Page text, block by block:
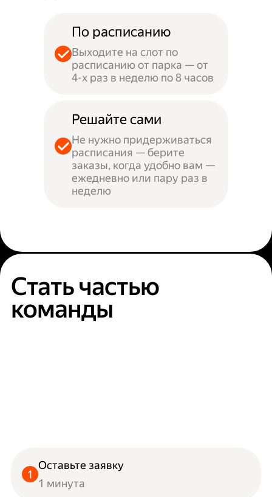
По расписанию
Выходите на слот по
расписанию от парка — от
4-х раз в неделю по 8 часов
Решайте сами
Не нужно придерживаться
расписания — берите
заказы, когда удобно вам —
ежедневно или пару раз в
неделю
Стать частью
команды
Оставьте заявку
1 минута